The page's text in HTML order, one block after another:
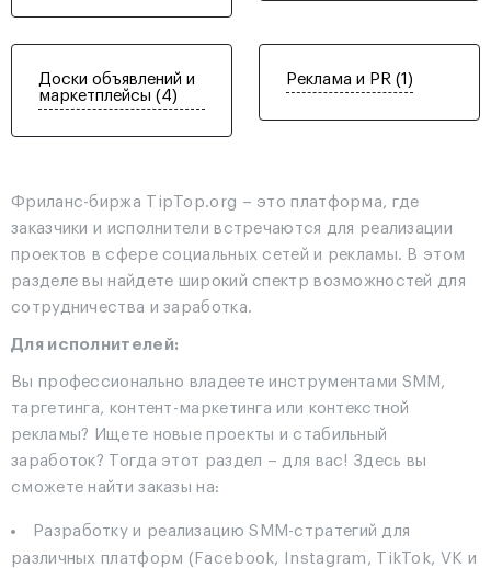
Доски объявлений и
маркетплейсы (4)
Реклама и PR (1)
Фриланс-биржа TipTop.org – это платформа, где
заказчики и исполнители встречаются для реализации
проектов в сфере социальных сетей и рекламы. В этом
разделе вы найдете широкий спектр возможностей для
сотрудничества и заработка.
Для исполнителей:
Вы профессионально владеете инструментами SMM,
таргетинга, контент-маркетинга или контекстной
рекламы? Ищете новые проекты и стабильный
заработок? Тогда этот раздел – для вас! Здесь вы
сможете найти заказы на:
Разработку и реализацию SMM-стратегий для
различных платформ (Facebook, Instagram, TikTok, VK и